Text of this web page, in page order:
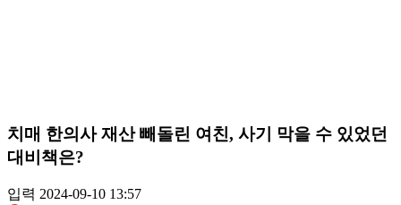
치매 한의사 재산 빼돌린 여친, 사기 막을 수 있었던
대비책은?
입력 2024-09-10 13:57